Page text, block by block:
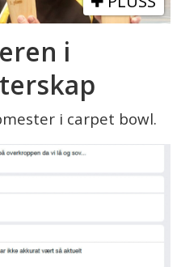
i
i carpet bowl.